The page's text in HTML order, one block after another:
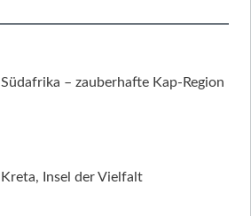
Südafrika – zauberhafte Kap-Region
Kreta, Insel der Vielfalt